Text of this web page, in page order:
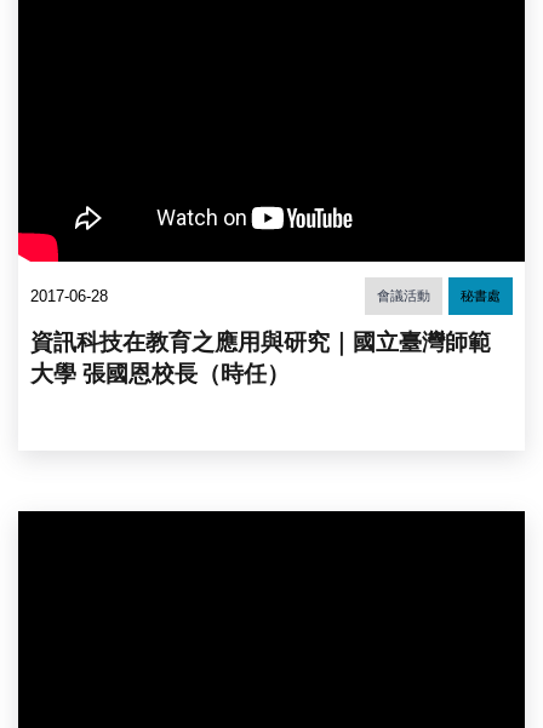
2017-06-28 會議活動 秘書處
資訊科技在教育之應用與研究｜國立臺灣師範
大學 張國恩校長（時任）